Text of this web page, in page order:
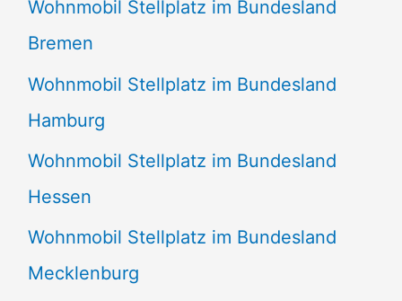
Wohnmobil Stellplatz im Bundesland
Bremen
Wohnmobil Stellplatz im Bundesland
Hamburg
Wohnmobil Stellplatz im Bundesland
Hessen
Wohnmobil Stellplatz im Bundesland
Mecklenburg